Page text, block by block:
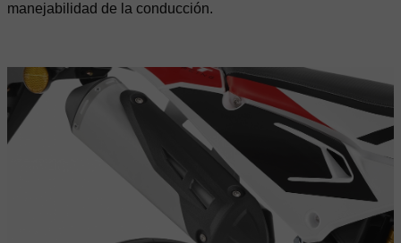
manejabilidad de la conducción.